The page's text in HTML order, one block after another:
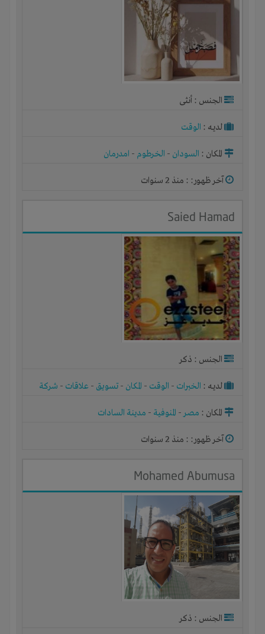
الجنس : أنثى
لديـه : الوقت
المكان : السودان - الخرطوم - امدرمان
آخر ظهور: : منذ 2 سنوات
Saied Hamad
الجنس : ذكر
لديـه : الخبرات - الوقت - المكان - تسويق - علاقات - شركة
المكان : مصر- المنوفية - مدينة السادات
آخر ظهور: : منذ 2 سنوات
Mohamed Abumusa
الجنس : ذكر